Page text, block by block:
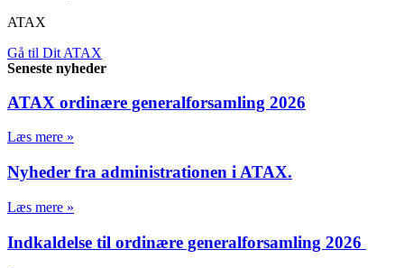
ATAX
Gå til Dit ATAX
Seneste nyheder
ATAX ordinære generalforsamling 2026
Læs mere »
Nyheder fra administrationen i ATAX.
Læs mere »
Indkaldelse til ordinære generalforsamling 2026